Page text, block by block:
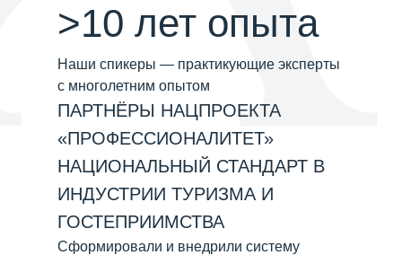
>10 лет опыта
Наши спикеры — практикующие эксперты
с многолетним опытом
ПАРТНЁРЫ НАЦПРОЕКТА
«ПРОФЕССИОНАЛИТЕТ»
НАЦИОНАЛЬНЫЙ СТАНДАРТ В
ИНДУСТРИИ ТУРИЗМА И
ГОСТЕПРИИМСТВА
Сформировали и внедрили систему